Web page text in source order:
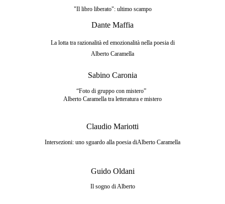
"Il libro liberato": ultimo scampo
Dante Maffia
La lotta tra razionalità ed emozionalità nella poesia di
Alberto Caramella
Sabino Caronia
“Foto di gruppo con mistero”
Alberto Caramella tra letteratura e mistero
Claudio Mariotti
Intersezioni: uno sguardo alla poesia diAlberto Caramella
Guido Oldani
Il sogno di Alberto